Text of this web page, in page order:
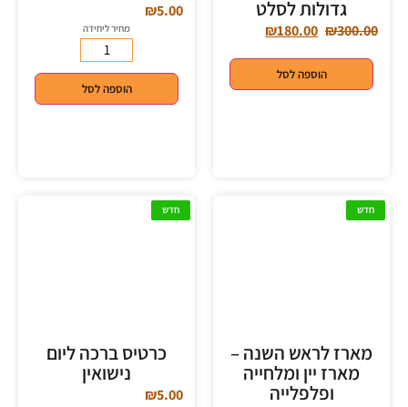
גדולות לסלט
₪300.00
₪180.00
הוספה לסל
₪5.00
מחיר ליחידה
הוספה לסל
חדש
מארז לראש השנה –
מארז יין ומלחייה
ופלפלייה
חדש
כרטיס ברכה ליום
נישואין
₪5.00